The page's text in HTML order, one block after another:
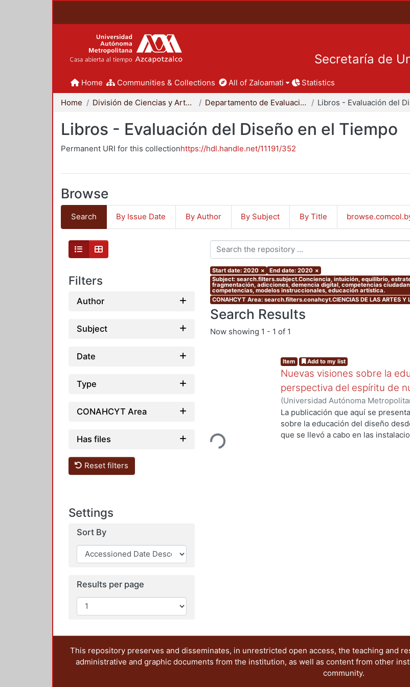
Secretaría de
Home Communities & Collections All of Zaloamati Statistics
Home División de Ciencias y Artes para el Diseño Departamento de Evaluación del Diseño en el Tiempo
Libros - Evaluación del Diseño en el Tiempo
Permanent URI for this collectionhttps://hdl.handle.net/11191/352
Browse
Search By Issue Date By Author By Subject By Title
Filters
Author
Subject
Date
Type
CONAHCYT Area
Has files
Reset filters
Settings
Sort By
Results per page
Start date: 2020 × End date: 2020 ×
Subject: search.filters.subject.Conciencia, intuición, equilibrio,
fragmentación, adicciones, demencia digital, competencias
competencias, modelos instruccionales, educación artística.
CONAHCYT Area: search.filters.conahcyt.CIENCIAS DE LAS ARTES Y
Search Results
Now showing 1 - 1 of 1
Loading...
Item Add to my list
Nuevas visiones sobre la
perspectiva del espíritu de
(Universidad Autónoma
Myers, Marie J.;Gold Kohan, Bela;
Soto Walls, Luis Jorge; Tovar
La publicación que aquí se
sobre la educación del diseño
que se llevó a cabo en las
This repository preserves and disseminates, in unrestricted open access, the teaching and
administrative and graphic documents from the institution, as well as content from other
community.